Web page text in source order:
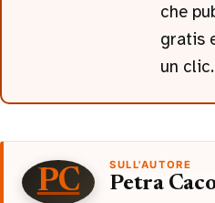
che
gratis
un clic.
PC
SULL'AUTORE
Petra